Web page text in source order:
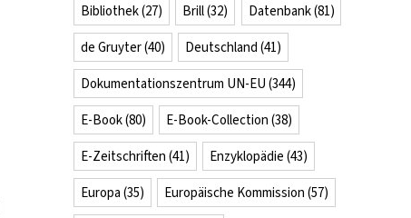
Bibliothek(27) Brill(32) Datenbank(81)
de Gruyter(40) Deutschland (41)
Dokumentationszentrum UN-EU (344)
E-Book(80) E-Book-Collection (38)
E-Zeitschriften (41) Enzyklopädie (43)
Europa (35) Europäische Kommission (57)